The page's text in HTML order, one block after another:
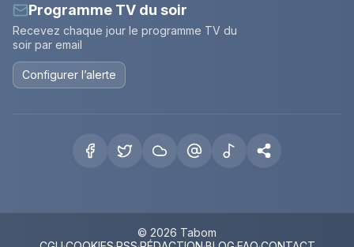
Programme TV du soir
Recevez chaque jour le programme TV du
soir par email
Configurer l’alerte
© 2026 Tabom